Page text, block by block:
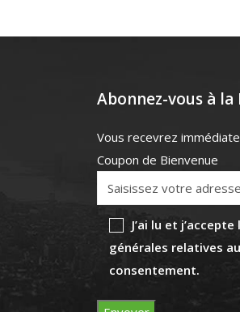
Abonnez-vous à
Vous recevrez
Coupon de Bienvenue
J’ai lu et
générales relatives au
consentement.